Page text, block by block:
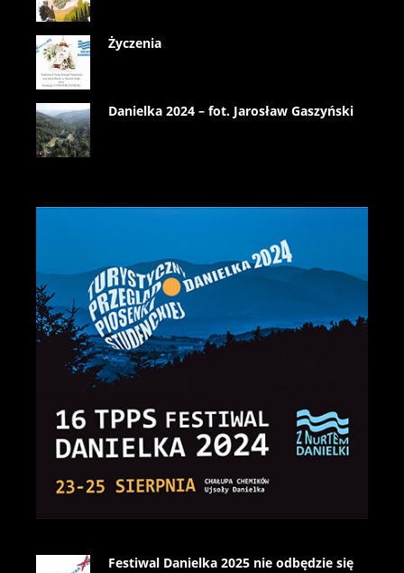
Życzenia
Danielka 2024 – fot. Jarosław Gaszyński
Festiwal Danielka 2025 nie odbędzie się